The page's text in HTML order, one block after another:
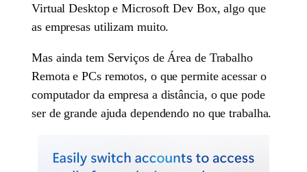
Virtual Desktop e Microsoft Dev Box, algo que
as empresas utilizam muito.
Mas ainda tem Serviços de Área de Trabalho
Remota e PCs remotos, o que permite acessar o
computador da empresa a distância, o que pode
ser de grande ajuda dependendo no que trabalha.